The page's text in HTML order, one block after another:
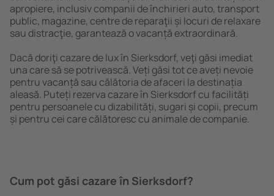
apropiere, inclusiv companii de închirieri auto, transport
public, magazine, centre de reparaţii și locuri de relaxare
sau distracţie, garantează o vacanță extraordinară.
Dacă doriţi cazare de lux în Sierksdorf, veţi găsi imediat
una care să se potrivească. Veți găsi tot ce aveți nevoie
pentru vacanță sau călătoria de afaceri la destinația
aleasă. Puteți rezerva cazare în Sierksdorf cu facilități
pentru persoanele cu dizabilități, sugari și copii, precum
și pentru cei care călătoresc cu animale de companie.
Cum pot găsi cazare în Sierksdorf?